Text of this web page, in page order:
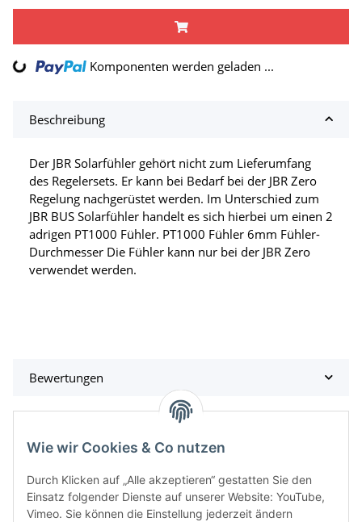
Loading... Komponenten werden geladen ...
Beschreibung
Der JBR Solarfühler gehört nicht zum Lieferumfang
des Regelersets. Er kann bei Bedarf bei der JBR Zero
Regelung nachgerüstet werden. Im Unterschied zum
JBR BUS Solarfühler handelt es sich hierbei um einen 2
adrigen PT1000 Fühler. PT1000 Fühler 6mm Fühler-
Durchmesser Die Fühler kann nur bei der JBR Zero
verwendet werden.
Bewertungen
Kategorien
Informationen
Wie wir Cookies & Co nutzen
Durch Klicken auf „Alle akzeptieren“ gestatten Sie den
Einsatz folgender Dienste auf unserer Website: YouTube,
Vimeo. Sie können die Einstellung jederzeit ändern